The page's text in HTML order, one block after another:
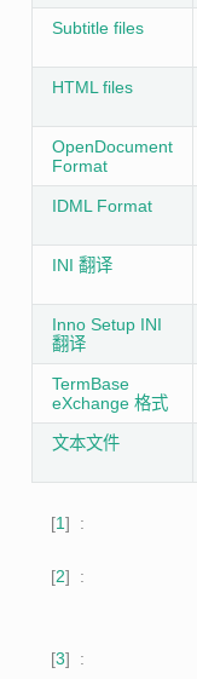
Subtitle files
HTML files
OpenDocument
Format
IDML Format
INI 翻译
Inno Setup INI
翻译
TermBase
eXchange 格式
文本文件
1
2
3